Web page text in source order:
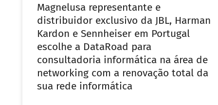
Magnelusa representante e
distribuidor exclusivo da JBL, Harman
Kardon e Sennheiser em Portugal
escolhe a DataRoad para
consultadoria informática na área de
networking com a renovação total da
sua rede informática